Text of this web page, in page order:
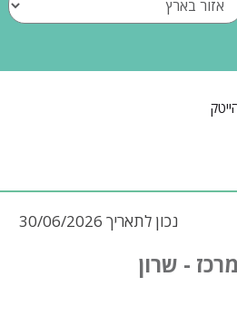
נכון לתאריך 30/06/2026
- שרון